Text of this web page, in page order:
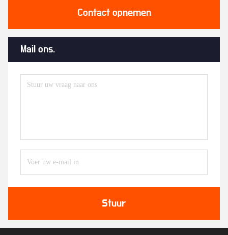
Contact opnemen
Mail ons.
Stuur